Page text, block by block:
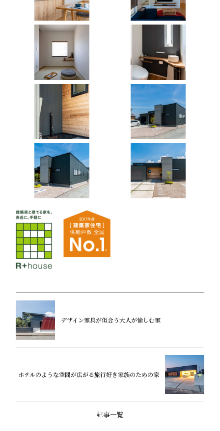
デザイン家具が似合う大人が愉しむ家
記事一覧
ホテルのような空間が広がる旅行好き家族のための家